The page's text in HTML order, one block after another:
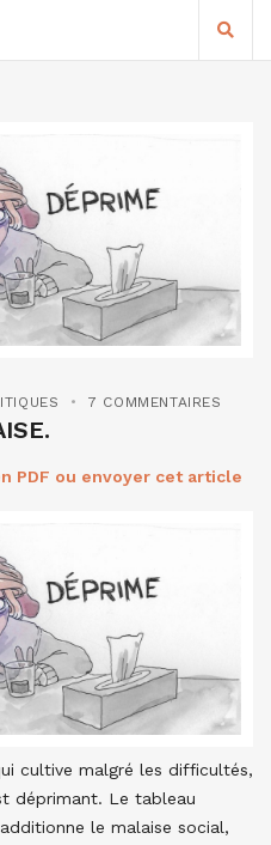
7 COMMENTAIRES
PDF ou envoyer cet article
cultive malgré les difficultés,
déprimant. Le tableau
le malaise social,